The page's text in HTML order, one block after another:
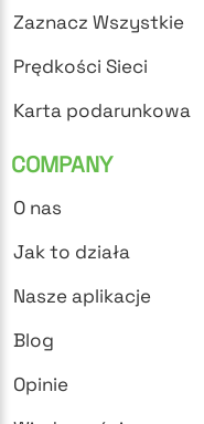
Zaznacz Wszystkie
Prędkości Sieci
Karta podarunkowa
COMPANY
O nas
Jak to działa
Nasze aplikacje
Blog
Opinie